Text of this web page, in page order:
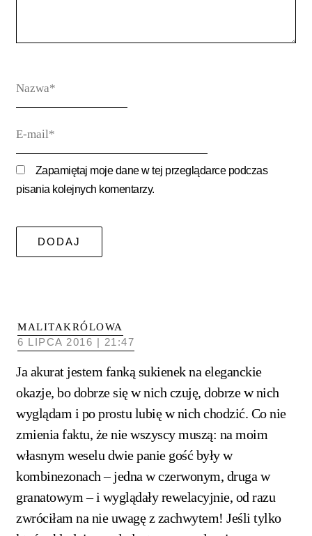
MALITAKRÓLOWA
6 LIPCA 2016 | 21:47
Ja akurat jestem fanką sukienek na eleganckie
okazje, bo dobrze się w nich czuję, dobrze w nich
wyglądam i po prostu lubię w nich chodzić. Co nie
zmienia faktu, że nie wszyscy muszą: na moim
własnym weselu dwie panie gość były w
kombinezonach – jedna w czerwonym, druga w
granatowym – i wyglądały rewelacyjnie, od razu
zwróciłam na nie uwagę z zachwytem! Jeśli tylko
mail*
Zapamiętaj moje dane w tej przeglądarce podczas
pisania kolejnych komentarzy.